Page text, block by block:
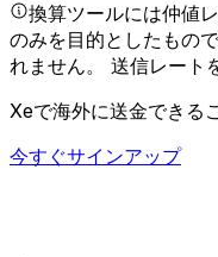
換算ツールには仲値
のみを目的としたもの
れません。 送信レート
Xeで海外に送金できる
今すぐサインアップ